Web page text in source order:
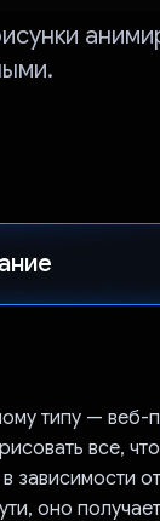
типу —
все,
зависимости
оно